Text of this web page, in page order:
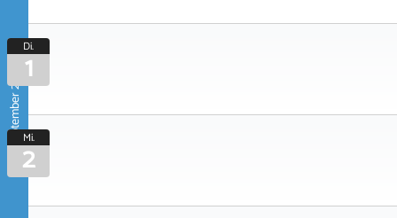
September 2026
Di.
1
Mi.
2